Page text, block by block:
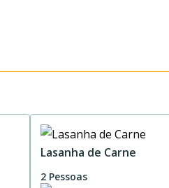
Lasanha de Carne
2 Pessoas